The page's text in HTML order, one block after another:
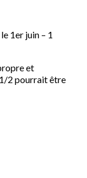
1er juin – 1
et
2 pourrait être